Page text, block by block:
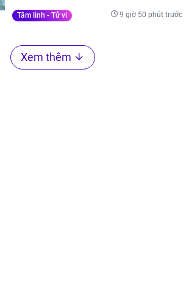
Tâm linh - Tử vi 9 giờ 50 phút trước
Xem thêm